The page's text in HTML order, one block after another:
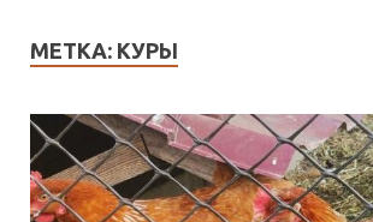
МЕТКА: КУРЫ